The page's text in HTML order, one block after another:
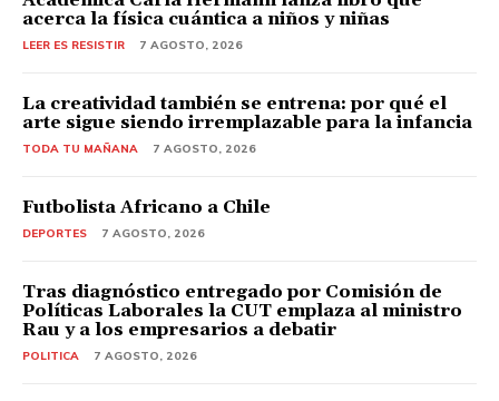
acerca la física cuántica a niños y niñas
LEER ES RESISTIR 7 AGOSTO, 2026
La creatividad también se entrena: por qué el
arte sigue siendo irremplazable para la infancia
TODA TU MAÑANA 7 AGOSTO, 2026
Futbolista Africano a Chile
DEPORTES 7 AGOSTO, 2026
Tras diagnóstico entregado por Comisión de
Políticas Laborales la CUT emplaza al ministro
Rau y a los empresarios a debatir
POLITICA 7 AGOSTO, 2026